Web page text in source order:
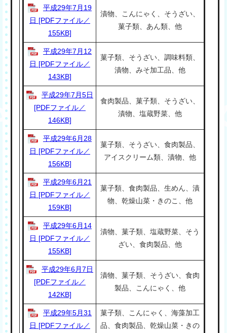
平成29年7月19
日 [PDFファイル／
155KB]
漬物、こんにゃく、そうざい、
菓子類、あん類、他
平成29年7月12
日 [PDFファイル／
143KB]
菓子類、そうざい、調味料類、
漬物、みそ加工品、他
平成29年7月5日
[PDFファイル／
146KB]
食肉製品、菓子類、そうざい、
漬物、塩蔵野菜、他
平成29年6月28
日 [PDFファイル／
156KB]
菓子類、そうざい、食肉製品、
アイスクリーム類、漬物、他
平成29年6月21
日 [PDFファイル／
159KB]
菓子類、食肉製品、生めん、漬
物、乾燥山菜・きのこ、他
平成29年6月14
日 [PDFファイル／
155KB]
漬物、菓子類、塩蔵野菜、そう
ざい、食肉製品、他
平成29年6月7日
[PDFファイル／
142KB]
漬物、菓子類、そうざい、食肉
製品、こんにゃく、他
平成29年5月31
日 [PDFファイル／
菓子類、こんにゃく、海藻加工
品、食肉製品、乾燥山菜・きの